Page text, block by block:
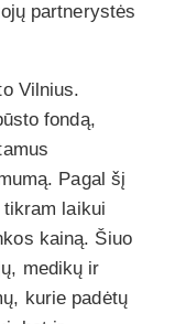
partnerystės
Vilnius.
fondą,
Pagal šį
laikui
kainą. Šiuo
medikų ir
kurie padėtų